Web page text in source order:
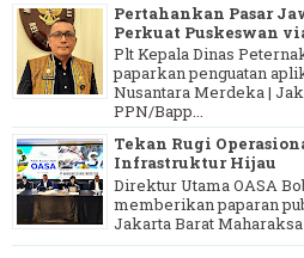
Pertahankan Pasar
Perkuat Puskeswan
Plt Kepala Dinas
paparkan penguatan
Nusantara Merdeka |
PPN/Bapp...
Tekan Rugi
Infrastruktur Hijau
Direktur Utama OASA
memberikan paparan
Jakarta Barat